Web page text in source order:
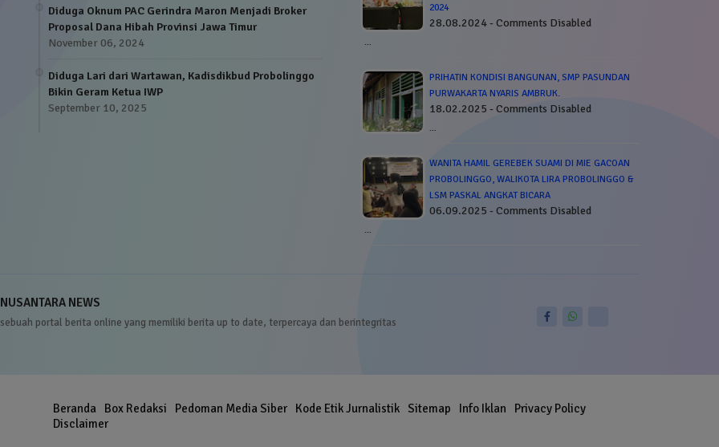
Diduga Oknum PAC Gerindra Maron Menjadi Broker
Proposal Dana Hibah Provinsi Jawa Timur
November 06, 2024
Diduga Lari dari Wartawan, Kadisdikbud Probolinggo
Bikin Geram Ketua IWP
September 10, 2025
2024
28.08.2024 - Comments Disabled
…
PRIHATIN KONDISI BANGUNAN, SMP PASUNDAN
PURWAKARTA NYARIS AMBRUK.
18.02.2025 - Comments Disabled
…
WANITA HAMIL GEREBEK SUAMI DI MIE GACOAN
PROBOLINGGO, WALIKOTA LIRA PROBOLINGGO &
LSM PASKAL ANGKAT BICARA
06.09.2025 - Comments Disabled
…
NUSANTARA NEWS
sebuah portal berita online yang memiliki berita up to date, terpercaya dan berintegritas
Beranda Box Redaksi Pedoman Media Siber Kode Etik Jurnalistik Sitemap Info Iklan
Privacy Policy
Disclaimer